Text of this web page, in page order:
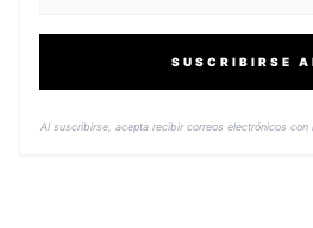
SUSCRIBIRSE
Al suscribirse, acepta recibir correos electrónicos con